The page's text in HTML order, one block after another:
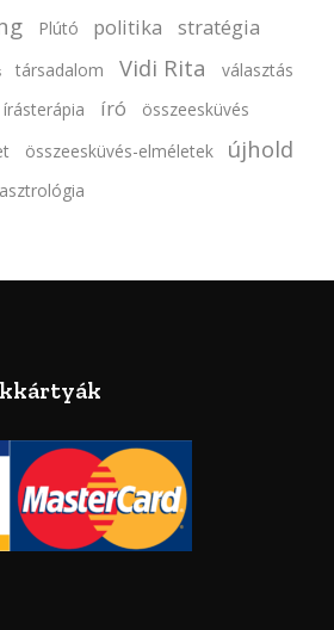
Plútó politika stratégia
társadalom Vidi Rita
választás
írásterápia író
összeesküvés
összeesküvés-elméletek újhold